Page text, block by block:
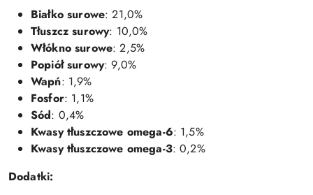
Białko surowe: 21,0%
Tłuszcz surowy: 10,0%
Włókno surowe: 2,5%
Popiół surowy: 9,0%
Wapń: 1,9%
Fosfor: 1,1%
Sód: 0,4%
Kwasy tłuszczowe omega-6: 1,5%
Kwasy tłuszczowe omega-3: 0,2%
Dodatki: